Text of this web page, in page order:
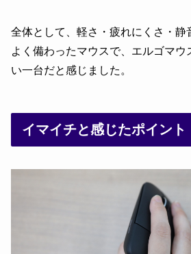
全体として、軽さ・疲れにくさ・静
よく備わったマウスで、エルゴマウ
い一台だと感じました。
イマイチと感じたポイント